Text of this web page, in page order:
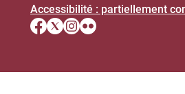
Accessibilité : partiellement